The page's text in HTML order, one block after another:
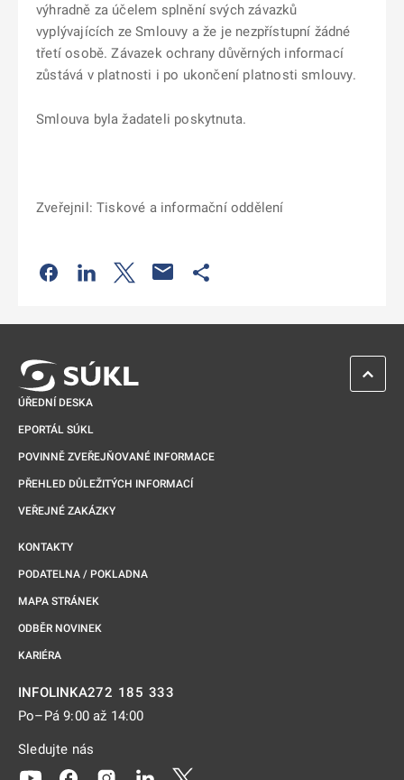
výhradně za účelem splnění svých závazků
vyplývajících ze Smlouvy a že je nezpřístupní žádné
třetí osobě. Závazek ochrany důvěrných informací
zůstává v platnosti i po ukončení platnosti smlouvy.
Smlouva byla žadateli poskytnuta.
Zveřejnil: Tiskové a informační oddělení
Odkaz se otevře na nové kartě
Odkaz se otevře na nové kartě
Odkaz se otevře na nové kartě
ÚŘEDNÍ DESKA
EPORTÁL SÚKL
POVINNĚ ZVEŘEJŇOVANÉ INFORMACE
PŘEHLED DŮLEŽITÝCH INFORMACÍ
VEŘEJNÉ ZAKÁZKY
KONTAKTY
PODATELNA / POKLADNA
MAPA STRÁNEK
ODBĚR NOVINEK
KARIÉRA
INFOLINKA272 185 333
Po–Pá 9:00 až 14:00
Sledujte nás
Odkaz se otevře na nové kartě
Odkaz se otevře na nové kartě
Odkaz se otevře na nové kartě
Odkaz se otevře na nové kartě
ZPĚT